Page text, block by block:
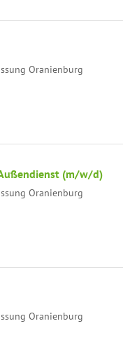
Oranienburg
(m/w/d)
Oranienburg
Oranienburg